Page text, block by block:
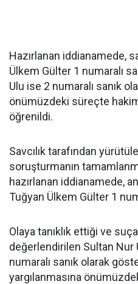
Hazırlanan iddianamede,
Ülkem Gülter 1 numaralı
Ulu ise 2 numaralı sanık
önümüzdeki süreçte hakim
öğrenildi.
Savcılık tarafından
soruşturmanın
hazırlanan iddianamede,
Tuğyan Ülkem Gülter 1
Olaya tanıklık ettiği ve
değerlendirilen Sultan Nur
numaralı sanık olarak
yargılanmasına